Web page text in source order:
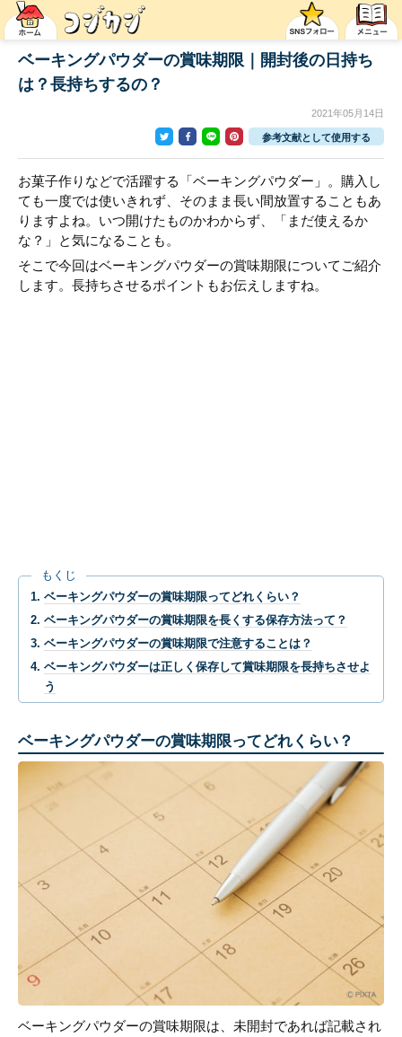
ベーキングパウダーの賞味期限｜開封後の日持ち
は？長持ちするの？
2021年05月14日
参考文献として使用する
お菓子作りなどで活躍する「ベーキングパウダー」。購入し
ても一度では使いきれず、そのまま長い間放置することもあ
りますよね。いつ開けたものかわからず、「まだ使えるか
な？」と気になることも。
そこで今回はベーキングパウダーの賞味期限についてご紹介
します。長持ちさせるポイントもお伝えしますね。
もくじ
ベーキングパウダーの賞味期限ってどれくらい？
ベーキングパウダーの賞味期限を長くする保存方法って？
ベーキングパウダーの賞味期限で注意することは？
ベーキングパウダーは正しく保存して賞味期限を長持ちさせよ
う
ベーキングパウダーの賞味期限ってどれくらい？
ベーキングパウダーの賞味期限は、未開封であれば記載され